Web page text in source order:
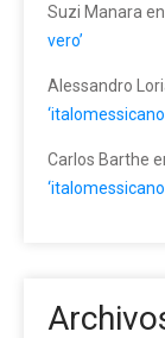
Suzi Manara en
vero’
Alessandro
‘italomessicano
Carlos Barthe
‘italomessicano